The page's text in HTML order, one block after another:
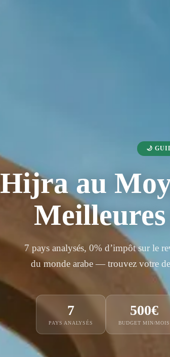
🌙
Hijra au
7 pays analysés, 0% d’impôt sur le
du monde arabe — trouvez votre
7
PAYS ANALYSÉS
500€
BUDGET MIN/MOIS